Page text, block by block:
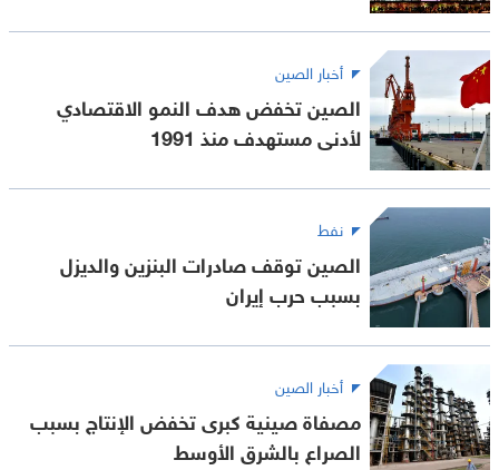
أخبار الصين
الصين تخفض هدف النمو الاقتصادي
لأدنى مستهدف منذ 1991
نفط
الصين توقف صادرات البنزين والديزل
بسبب حرب إيران
أخبار الصين
مصفاة صينية كبرى تخفض الإنتاج بسبب
الصراع بالشرق الأوسط